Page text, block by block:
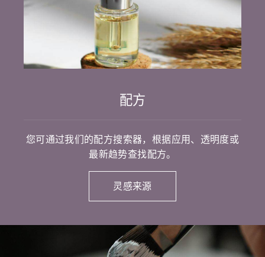
配方
您可通过我们的配方搜索器，根据应用、透明度或
最新趋势查找配方。
灵感来源